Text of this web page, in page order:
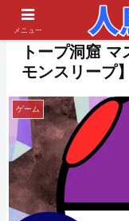
トープ洞窟
モンスリープ】
ゲーム
メニュー